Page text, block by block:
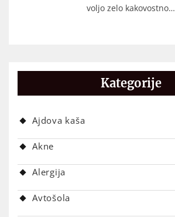
voljo zelo kakovostno…
Kategorije
Ajdova kaša
Akne
Alergija
Avtošola